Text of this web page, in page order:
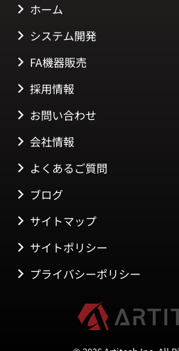
ホーム
システム開発
FA機器販売
採用情報
お問い合わせ
会社情報
よくあるご質問
ブログ
サイトマップ
サイトポリシー
プライバシーポリシー